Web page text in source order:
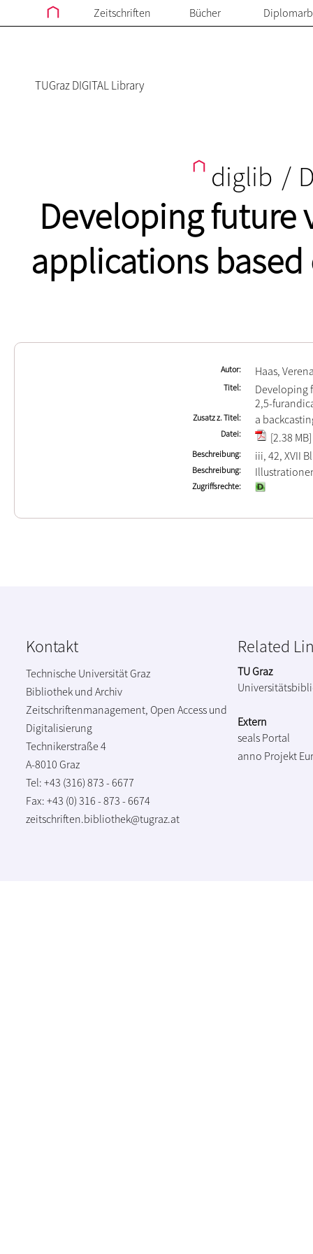
Zeitschriften Bücher
TUGraz DIGITAL Library
diglib /
Developing future
applications
Autor Haas,
Titel
Developing
2,5-
Zusatz z. Titel a
Datei [2.38 MB]
Beschreibung iii, 42, XVII
Beschreibung
Zugriffsrechte
Kontakt
Technische Universität Graz
Bibliothek und Archiv
Zeitschriftenmanagement, Open Access und
Digitalisierung
Technikerstraße 4
A-8010 Graz
Tel: +43 (316) 873 - 6677
Fax: +43 (0) 316 - 873 - 6674
zeitschriften.bibliothek@tugraz.at
Related
TU Graz
Extern
seals Portal
anno Projekt